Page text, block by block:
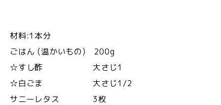
材料:1本分
ごはん (温かいもの) 200g
☆すし酢 大さじ1
☆白ごま 大さじ1/2
サニーレタス 3枚